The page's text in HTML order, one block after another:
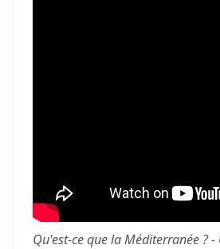
Qu'est-ce que la Méditerranée ?